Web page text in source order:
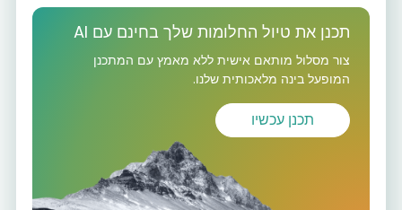
תכנן את טיול החלומות שלך בחינם עם AI
צור מסלול מותאם אישית ללא מאמץ עם המתכנן
המופעל בינה מלאכותית שלנו.
תכנן עכשיו